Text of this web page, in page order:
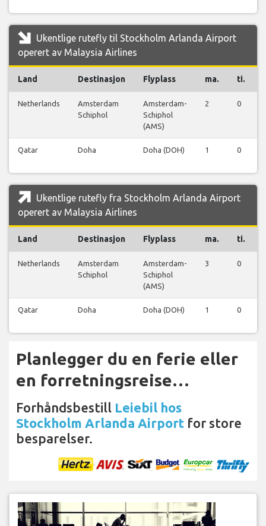
Ukentlige rutefly til Stockholm Arlanda Airport
operert av Malaysia Airlines
Land Destinasjon Flyplass ma. ti.
Netherlands
Amsterdam
Schiphol
Amsterdam-
Schiphol
(AMS)
2 0
Qatar Doha Doha (DOH) 1 0
Ukentlige rutefly fra Stockholm Arlanda Airport
operert av Malaysia Airlines
Land Destinasjon Flyplass ma. ti.
Netherlands
Amsterdam
Schiphol
Amsterdam-
Schiphol
(AMS)
3 0
Qatar Doha Doha (DOH) 1 0
Planlegger du en ferie eller
en forretningsreise…
Forhåndsbestill Leiebil hos
Stockholm Arlanda Airport for store
besparelser.